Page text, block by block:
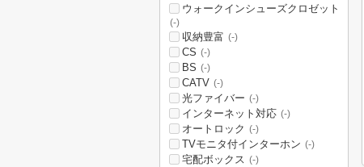
ウォークインシューズクロゼット
(-)
収納豊富 (-)
CS (-)
BS (-)
CATV (-)
光ファイバー (-)
インターネット対応 (-)
オートロック (-)
TVモニタ付インターホン (-)
宅配ボックス (-)